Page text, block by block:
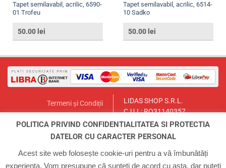
Tapet semilavabil, acrilic, 6590-
01 Trofeu
50.00 lei
Tapet semilavabil, acrilic, 6514-
10 Sadko
50.00 lei
Termeni și Condiții
Contact
LIDAS SHOP S.R.L.
C.U.I.: RO31140357
București, Sector 1, Str. Lt.Col.
Email:lidasmag@yahoo.com
Telefon:0723.155.966
POLITICA PRIVIND CONFIDENTIALITATEA SI PROTECTIA
DATELOR CU CARACTER PERSONAL
Acest site web folosește cookie-uri pentru a vă îmbunătăți
experiența. Vom presupune că sunteți de acord cu asta, dar puteți